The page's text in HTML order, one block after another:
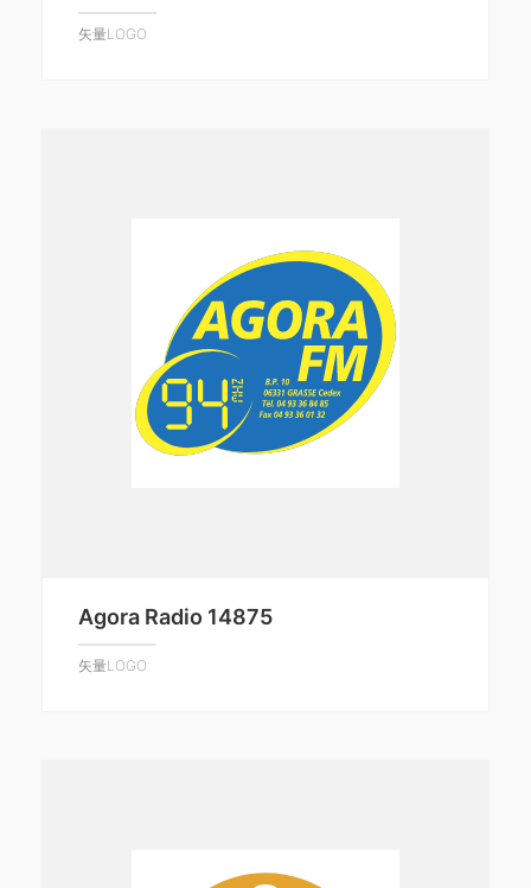
矢量LOGO
Agora Radio 14875
矢量LOGO